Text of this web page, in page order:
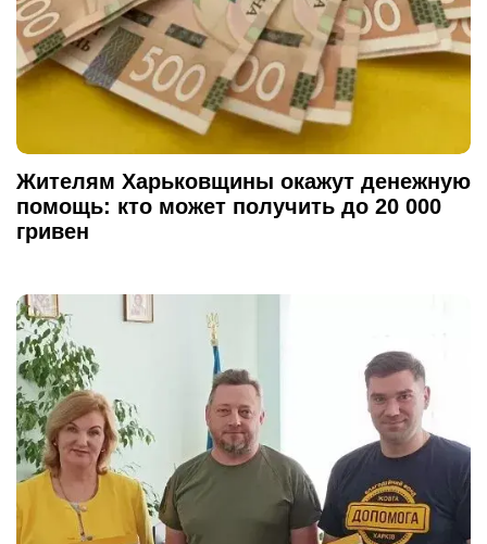
Жителям Харьковщины окажут денежную
помощь: кто может получить до 20 000
гривен